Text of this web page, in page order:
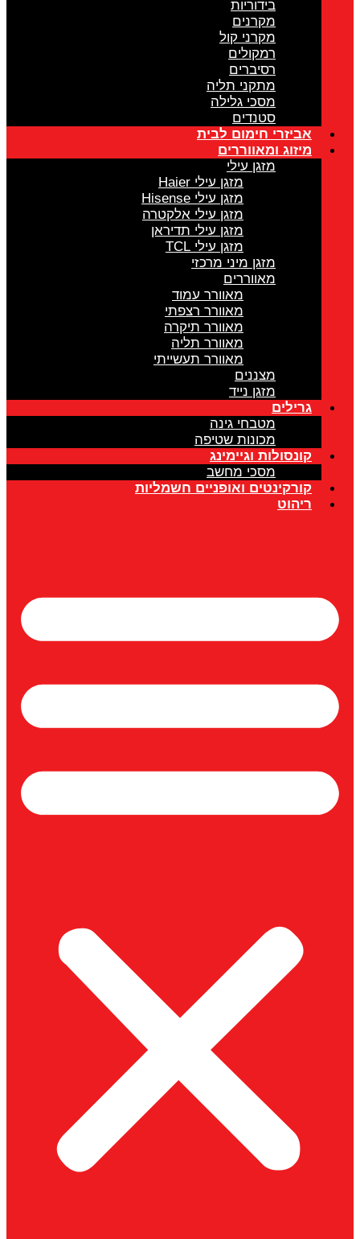
בידוריות
מקרנים
מקרני קול
רמקולים
רסיברים
מתקני תליה
מסכי גלילה
סטנדים
אביזרי חימום לבית
מיזוג ומאווררים
מזגן עילי
מזגן עילי Haier
מזגן עילי Hisense
מזגן עילי אלקטרה
מזגן עילי תדיראן
מזגן עילי TCL
מזגן מיני מרכזי
מאווררים
מאוורר עמוד
מאוורר רצפתי
מאוורר תיקרה
מאוורר תליה
מאוורר תעשייתי
מצננים
מזגן נייד
גרילים
מטבחי גינה
מכונות שטיפה
קונסולות וגיימינג
מסכי מחשב
קורקינטים ואופניים חשמליות
ריהוט